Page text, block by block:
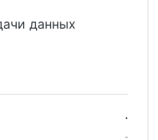
данных